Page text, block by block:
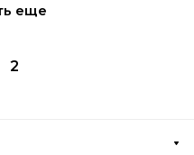
еще
2